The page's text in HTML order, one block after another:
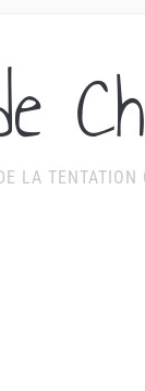
LA TENTATION